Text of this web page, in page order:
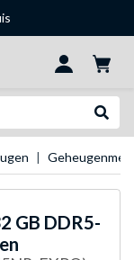
GB DDR5-